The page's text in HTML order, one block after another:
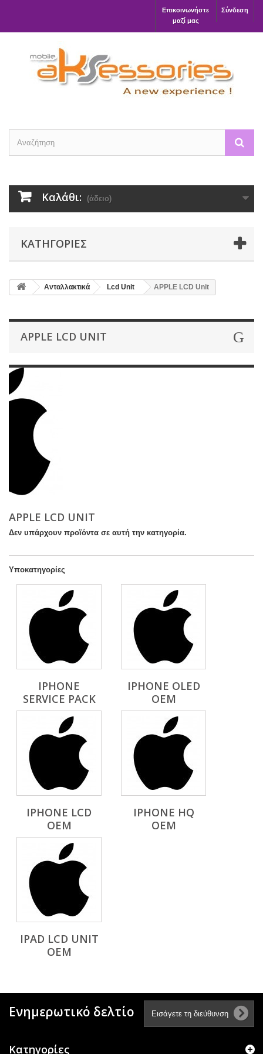
Σύνδεση
Επικοινωνήστε
μαζί μας
Καλάθι: (άδειο)
ΚΑΤΗΓΟΡΊΕΣ
Ανταλλακτικά Lcd Unit APPLE LCD Unit
APPLE LCD UNIT
APPLE LCD UNIT
Δεν υπάρχουν προϊόντα σε αυτή την κατηγορία.
Υποκατηγορίες
IPHONE
SERVICE PACK
IPHONE OLED
OEM
IPHONE LCD
OEM
IPHONE HQ
OEM
IPAD LCD UNIT
OEM
Ενημερωτικό δελτίο
Κατηγορίες